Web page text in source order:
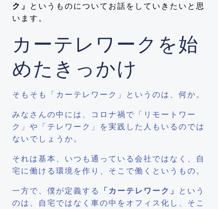
ク」 というものについてお話をしていきたいと思
います。
カーテレワークを始
めたきっかけ
そもそも「カーテレワーク」というのは、何か。
みなさんの中には、コロナ禍で「リモートワー
ク」や「テレワーク」を実践した人もいるのでは
ないでしょうか。
それは基本、いつも通っている会社ではなく、自
宅に働ける環境を作り、そこで働くというもの。
一方で、僕が定義する
「カーテレワーク」 という
のは、自宅ではなく車の中をオフィス化し、そこ